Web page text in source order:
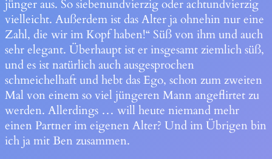
jünger aus. So siebenundvierzig oder achtundvierzig
vielleicht. Außerdem ist das Alter ja ohnehin nur eine
Zahl, die wir im Kopf haben!“ Süß von ihm und auch
sehr elegant. Überhaupt ist er insgesamt ziemlich süß,
und es ist natürlich auch ausgesprochen
schmeichelhaft und hebt das Ego, schon zum zweiten
Mal von einem so viel jüngeren Mann angeflirtet zu
werden. Allerdings … will heute niemand mehr
einen Partner im eigenen Alter? Und im Übrigen bin
ich ja mit Ben zusammen.